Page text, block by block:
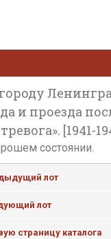
и проезда
[1941-
состоянии.
лот
лот
страницу каталога